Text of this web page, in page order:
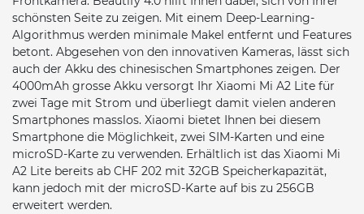
schönsten Seite zu zeigen. Mit einem Deep-Learning-
Algorithmus werden minimale Makel entfernt und Features
betont. Abgesehen von den innovativen Kameras, lässt sich
auch der Akku des chinesischen Smartphones zeigen. Der
4000mAh grosse Akku versorgt Ihr Xiaomi Mi A2 Lite für
zwei Tage mit Strom und überliegt damit vielen anderen
Smartphones masslos. Xiaomi bietet Ihnen bei diesem
Smartphone die Möglichkeit, zwei SIM-Karten und eine
microSD-Karte zu verwenden. Erhältlich ist das Xiaomi Mi
A2 Lite bereits ab CHF 202 mit 32GB Speicherkapazität,
kann jedoch mit der microSD-Karte auf bis zu 256GB
erweitert werden.